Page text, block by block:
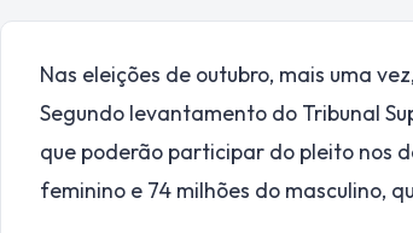
Nas eleições de outubro, mais uma
Segundo levantamento do Tribunal
que poderão participar do pleito nos
feminino e 74 milhões do masculino,